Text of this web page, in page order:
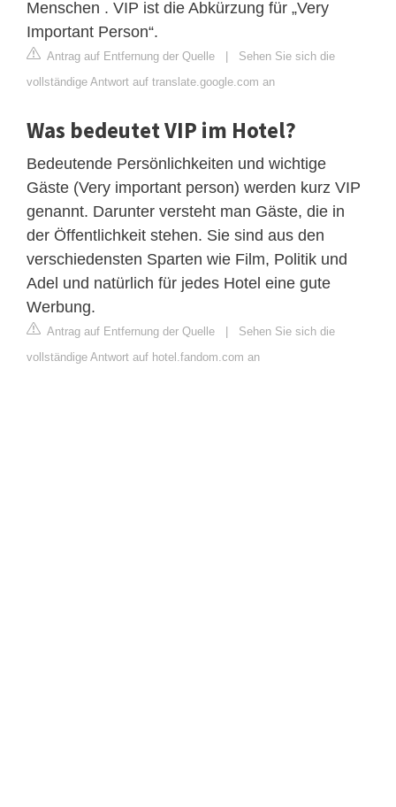
Menschen . VIP ist die Abkürzung für „Very
Important Person“.
Antrag auf Entfernung der Quelle | Sehen Sie sich die
vollständige Antwort auf translate.google.com an
Was bedeutet VIP im Hotel?
Bedeutende Persönlichkeiten und wichtige
Gäste (Very important person) werden kurz VIP
genannt. Darunter versteht man Gäste, die in
der Öffentlichkeit stehen. Sie sind aus den
verschiedensten Sparten wie Film, Politik und
Adel und natürlich für jedes Hotel eine gute
Werbung.
Antrag auf Entfernung der Quelle | Sehen Sie sich die
vollständige Antwort auf hotel.fandom.com an